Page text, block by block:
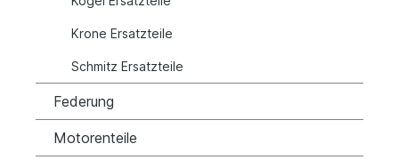
Krone Ersatzteile
Schmitz Ersatzteile
Federung
Motorenteile